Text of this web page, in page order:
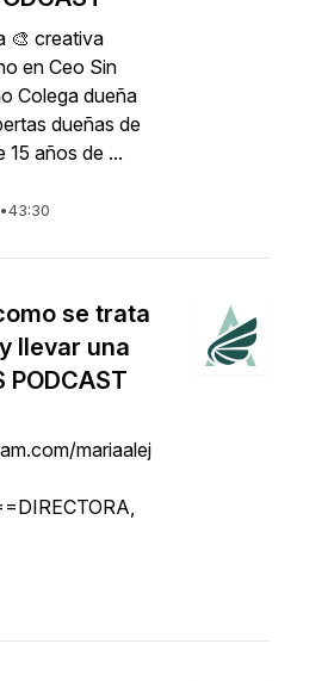
🎨 creativa
en Ceo Sin
Colega dueña
dueñas de
15 años de ...
•43:30
se trata
llevar una
PODCAST
mariaalej